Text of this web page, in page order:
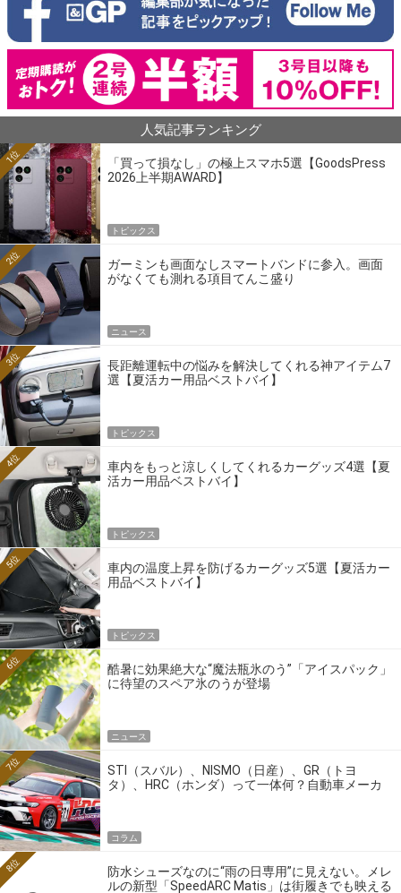
人気記事ランキング
「買って損なし」の極上スマホ5選【GoodsPress
2026上半期AWARD】
1位
トピックス
ガーミンも画面なしスマートバンドに参入。画面
がなくても測れる項目てんこ盛り
2位
ニュース
長距離運転中の悩みを解決してくれる神アイテム7
選【夏活カー用品ベストバイ】
3位
トピックス
車内をもっと涼しくしてくれるカーグッズ4選【夏
活カー用品ベストバイ】
4位
トピックス
車内の温度上昇を防げるカーグッズ5選【夏活カー
用品ベストバイ】
5位
トピックス
酷暑に効果絶大な“魔法瓶氷のう”「アイスパック」
に待望のスペア氷のうが登場
6位
ニュース
STI（スバル）、NISMO（日産）、GR（トヨ
タ）、HRC（ホンダ）って一体何？自動車メーカ
7位
コラム
防水シューズなのに“雨の日専用”に見えない。メレ
ルの新型「SpeedARC Matis」は街履きでも映える
8位